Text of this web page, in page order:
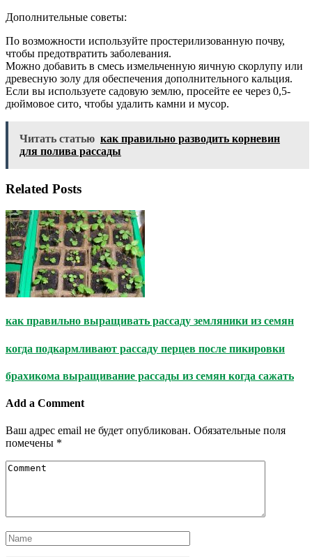
Дополнительные советы:
По возможности используйте простерилизованную почву,
чтобы предотвратить заболевания.
Можно добавить в смесь измельченную яичную скорлупу или
древесную золу для обеспечения дополнительного кальция.
Если вы используете садовую землю, просейте ее через 0,5-
дюймовое сито, чтобы удалить камни и мусор.
Читать статью как правильно разводить корневин
для полива рассады
Related Posts
как правильно выращивать рассаду земляники из семян
когда подкармливают рассаду перцев после пикировки
брахикома выращивание рассады из семян когда сажать
Add a Comment
Ваш адрес email не будет опубликован. Обязательные поля
помечены *